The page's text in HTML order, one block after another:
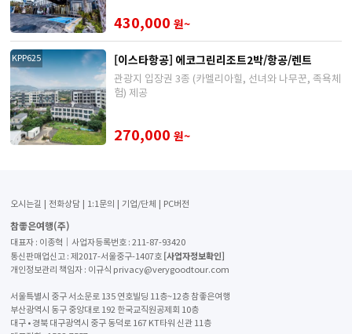
430,000 원~
KPP625 [이스타항공] 에코그린리조트2박/항공/렌트
관광지 입장권 3종 (카멜리아힐, 선녀와 나무꾼, 족욕체
험) 제공
270,000 원~
오시는길 전화상담 1:1문의 기업/단체 PC버전
참좋은여행(주)
대표자 : 이종혁│사업자등록번호 : 211-87-93420
통신판매업신고 : 제2017-서울중구-1407호 [사업자정보확인]
개인정보관리 책임자 : 이규식 privacy@verygoodtour.com
서울특별시 중구 서소문로 135 연호빌딩 11층~12층 참좋은여행
부산광역시 동구 중앙대로 192 한국교직원공제회 10층
대구 • 경북 대구광역시 중구 동덕로 167 KT타워 신관 11층